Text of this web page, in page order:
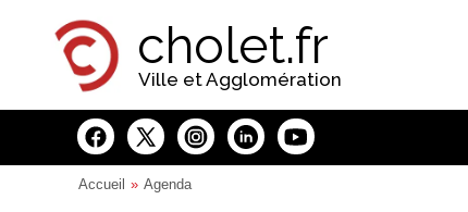
cholet.fr
Ville et Agglomération
Accueil Agenda